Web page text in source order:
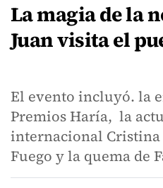
La magia de la
Juan visita el
El evento incluyó. la
Premios Haría, la
internacional Cristina
Fuego y la quema de